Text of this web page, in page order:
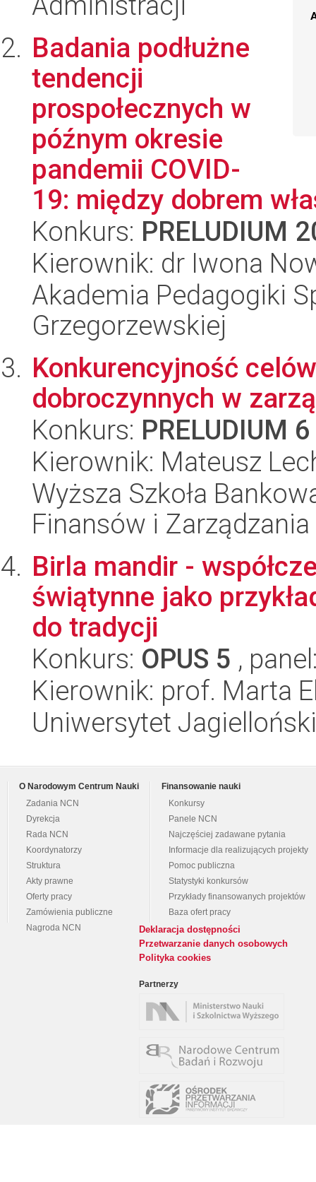
Badania podłużne
tendencji
prospołecznych w
późnym okresie
pandemii COVID-
19: między dobrem
Konkurs: PRELUDIUM
Kierownik: dr Iwona
Akademia Pedagogiki
Grzegorzewskiej
Konkurencyjność
dobroczynnych w
Konkurs: PRELUDIUM 6
Kierownik: Mateusz
Wyższa Szkoła
Finansów i Zarządzania
Birla mandir -
świątynne jako
do tradycji
Konkurs: OPUS 5 ,
Kierownik: prof. Marta
Uniwersytet
O Narodowym Centrum Nauki
Zadania NCN
Dyrekcja
Rada NCN
Koordynatorzy
Struktura
Akty prawne
Oferty pracy
Zamówienia publiczne
Nagroda NCN
Finansowanie nauki
Konkursy
Panele NCN
Najczęściej zadawane pytania
Informacje dla realizujących projekty
Pomoc publiczna
Statystyki konkursów
Przykłady finansowanych projektów
Baza ofert pracy
Deklaracja dostępności
Przetwarzanie danych osobowych
Polityka cookies
Partnerzy